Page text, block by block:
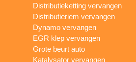
Distributieketting vervangen
Distributieriem vervangen
Dynamo vervangen
EGR klep vervangen
Grote beurt auto
Katalysator vervangen